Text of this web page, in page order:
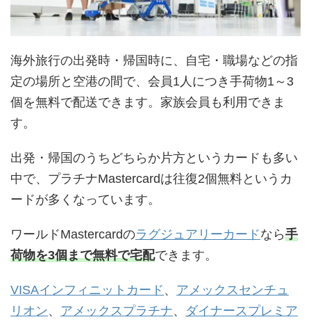
海外旅行の出発時・帰国時に、自宅・職場などの指
定の場所と空港の間で、会員1人につき手荷物1～3
個を無料で配送できます。家族会員も利用できま
す。
出発・帰国のうちどちらか片方というカードも多い
中で、プラチナMastercardは往復2個無料というカ
ードが多くなっています。
ワールドMastercardのラグジュアリーカードなら手
荷物を3個まで無料で宅配できます。
VISAインフィニットカード 、 アメックスセンチュ
リオン、 アメックスプラチナ、 ダイナースプレミア